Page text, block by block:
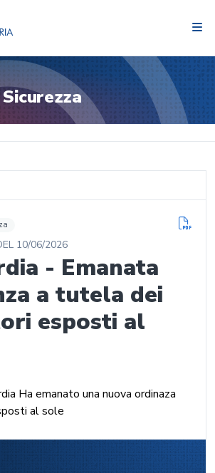
10/06/2026
- Emanata
a tutela dei
esposti al
Ha emanato una nuova ordinaza
al sole